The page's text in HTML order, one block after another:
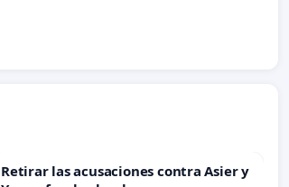
Retirar las acusaciones contra Asier y